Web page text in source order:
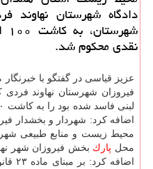
دادگاه شهرستان نهاوند
نقدی محكوم شد.
عزیز قیاسی در گفتگو با
فیروزان شهرستان نهاوند
لبنی فاسد شده بود را به كاشت ۱۰۰ اصله
اضافه كرد: شهردار و بخشدار
محیط زیست و منابع طبیعی
محل پارك بخش فیروزان شهر